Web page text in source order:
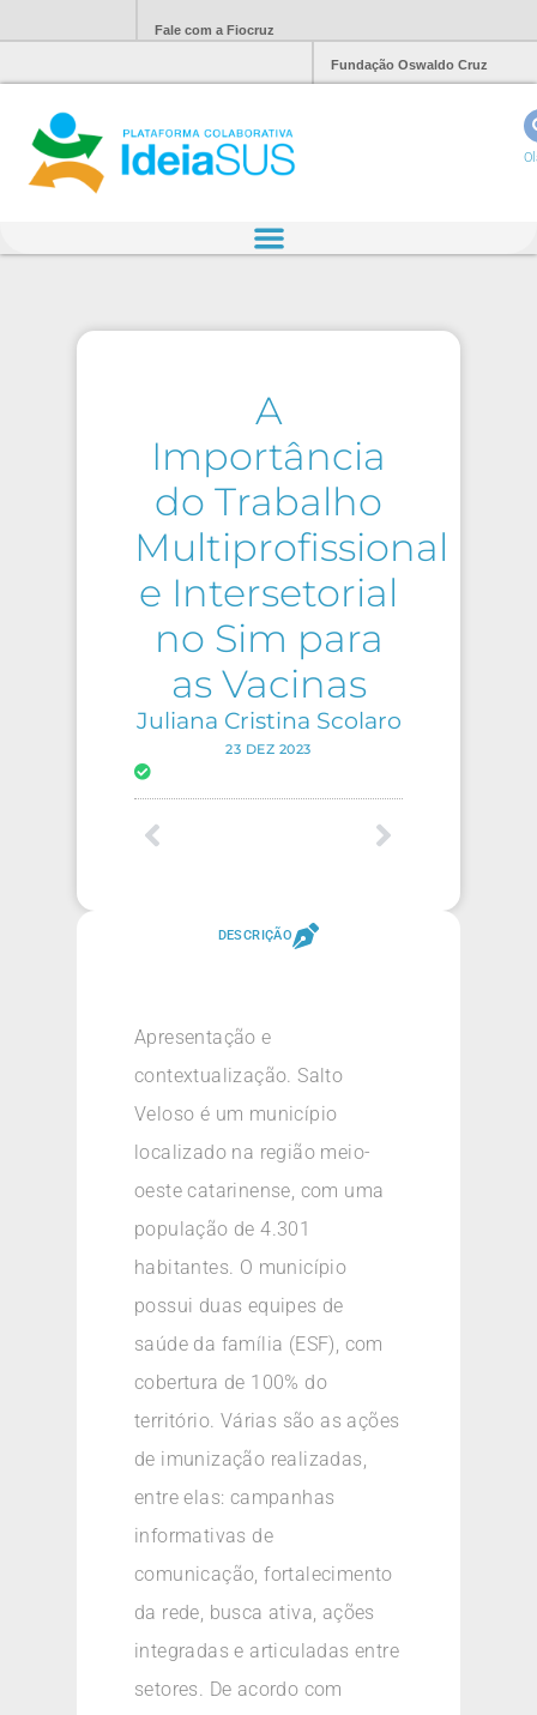
Fale com a Fiocruz
Fundação Oswaldo Cruz
A
Importância
do Trabalho
Multiprofissional
e Intersetorial
no Sim para
as Vacinas
Juliana Cristina Scolaro
23 DEZ 2023
DESCRIÇÃO
Apresentação e
contextualização. Salto
Veloso é um município
localizado na região meio-
oeste catarinense, com uma
população de 4.301
habitantes. O município
possui duas equipes de
saúde da família (ESF), com
cobertura de 100% do
território. Várias são as ações
de imunização realizadas,
entre elas: campanhas
informativas de
comunicação, fortalecimento
da rede, busca ativa, ações
integradas e articuladas entre
setores. De acordo com